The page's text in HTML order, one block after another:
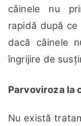
câinele nu
rapidă după
dacă câinele
îngrijire de
Parvoviroza la
Nu există